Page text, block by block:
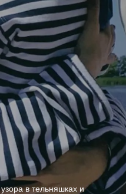
в тельняшках и